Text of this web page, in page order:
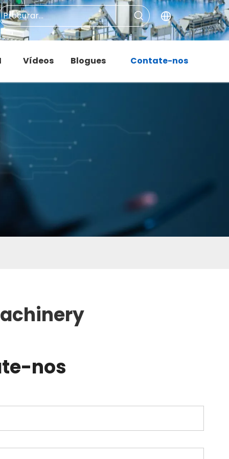
Vídeos Blogues Contate-nos
nos